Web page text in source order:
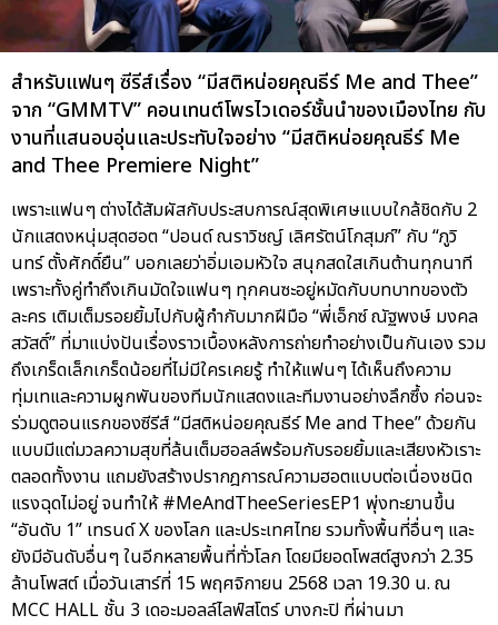
สำหรับแฟนๆ ซีรีส์เรื่อง “มีสติหน่อยคุณธีร์ Me and Thee”
จาก “GMMTV” คอนเทนต์โพรไวเดอร์ชั้นนำของเมืองไทย กับ
งานที่แสนอบอุ่นและประทับใจอย่าง “มีสติหน่อยคุณธีร์ Me
and Thee Premiere Night”
เพราะแฟนๆ ต่างได้สัมผัสกับประสบการณ์สุดพิเศษแบบใกล้ชิดกับ 2
นักแสดงหนุ่มสุดฮอต “ปอนด์ ณราวิชญ์ เลิศรัตน์โกสุมภ์” กับ “ภูวิ
นทร์ ตั้งศักดิ์ยืน” บอกเลยว่าอิ่มเอมหัวใจ สนุกสดใสเกินต้านทุกนาที
เพราะทั้งคู่ทำถึงเกินมัดใจแฟนๆ ทุกคนซะอยู่หมัดกับบทบาทของตัว
ละคร เติมเต็มรอยยิ้มไปกับผู้กำกับมากฝีมือ “พี่เอ็กซ์ ณัฐพงษ์ มงคล
สวัสดิ์” ที่มาแบ่งปันเรื่องราวเบื้องหลังการถ่ายทำอย่างเป็นกันเอง รวม
ถึงเกร็ดเล็กเกร็ดน้อยที่ไม่มีใครเคยรู้ ทำให้แฟนๆ ได้เห็นถึงความ
ทุ่มเทและความผูกพันของทีมนักแสดงและทีมงานอย่างลึกซึ้ง ก่อนจะ
ร่วมดูตอนแรกของซีรีส์ “มีสติหน่อยคุณธีร์ Me and Thee” ด้วยกัน
แบบมีแต่มวลความสุขที่ล้นเต็มฮอลล์พร้อมกับรอยยิ้มและเสียงหัวเราะ
ตลอดทั้งงาน แถมยังสร้างปรากฎการณ์ความฮอตแบบต่อเนื่องชนิด
แรงฉุดไม่อยู่ จนทำให้ #MeAndTheeSeriesEP1 พุ่งทะยานขึ้น
“อันดับ 1” เทรนด์ X ของโลก และประเทศไทย รวมทั้งพื้นที่อื่นๆ และ
ยังมีอันดับอื่นๆ ในอีกหลายพื้นที่ทั่วโลก โดยมียอดโพสต์สูงกว่า 2.35
ล้านโพสต์ เมื่อวันเสาร์ที่ 15 พฤศจิกายน 2568 เวลา 19.30 น. ณ
MCC HALL ชั้น 3 เดอะมอลล์ไลฟ์สโตร์ บางกะปิ ที่ผ่านมา